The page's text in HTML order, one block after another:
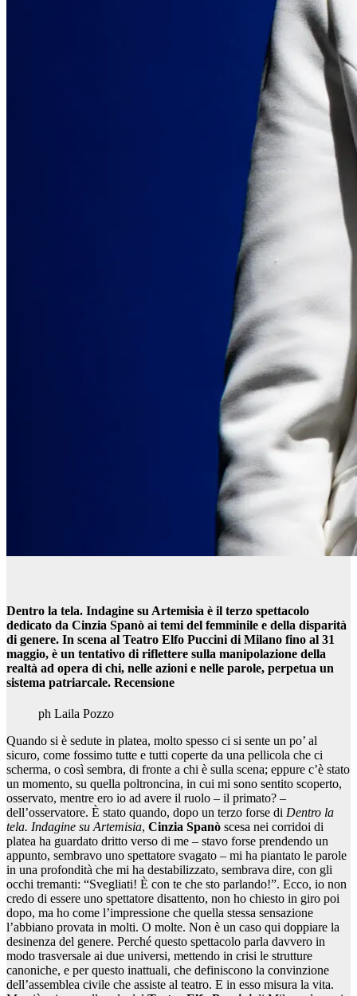
Dentro la tela. Indagine su Artemisia è il terzo spettacolo
dedicato da Cinzia Spanò ai temi del femminile e della disparità
di genere. In scena al Teatro Elfo Puccini di Milano fino al 31
maggio, è un tentativo di riflettere sulla manipolazione della
realtà ad opera di chi, nelle azioni e nelle parole, perpetua un
sistema patriarcale. Recensione
ph Laila Pozzo
Quando si è sedute in platea, molto spesso ci si sente un po’ al
sicuro, come fossimo tutte e tutti coperte da una pellicola che ci
scherma, o così sembra, di fronte a chi è sulla scena; eppure c’è stato
un momento, su quella poltroncina, in cui mi sono sentito scoperto,
osservato, mentre ero io ad avere il ruolo – il primato? –
dell’osservatore. È stato quando, dopo un terzo forse di Dentro la
tela. Indagine su Artemisia, Cinzia Spanò scesa nei corridoi di
platea ha guardato dritto verso di me – stavo forse prendendo un
appunto, sembravo uno spettatore svagato – mi ha piantato le parole
in una profondità che mi ha destabilizzato, sembrava dire, con gli
occhi tremanti: “Svegliati! È con te che sto parlando!”. Ecco, io non
credo di essere uno spettatore disattento, non ho chiesto in giro poi
dopo, ma ho come l’impressione che quella stessa sensazione
l’abbiano provata in molti. O molte. Non è un caso qui doppiare la
desinenza del genere. Perché questo spettacolo parla davvero in
modo trasversale ai due universi, mettendo in crisi le strutture
canoniche, e per questo inattuali, che definiscono la convinzione
dell’assemblea civile che assiste al teatro. E in esso misura la vita.